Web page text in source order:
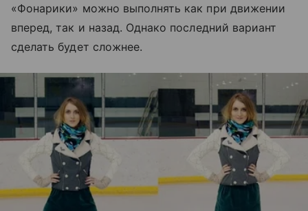
«Фонарики» можно выполнять как при движении
вперед, так и назад. Однако последний вариант
сделать будет сложнее.